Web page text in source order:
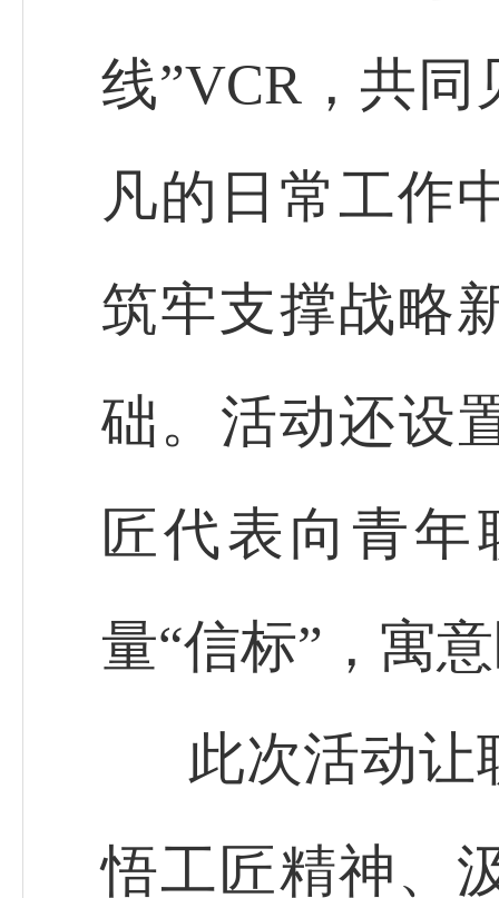
线”VCR，共
凡的日常工作
筑牢支撑战略
础。活动还设
匠代表向青
量“信标”，寓
此次活动让
悟工匠精神、